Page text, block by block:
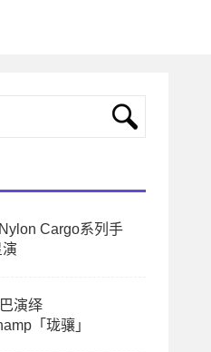
Cargo系列手
演绎
「珑骧」